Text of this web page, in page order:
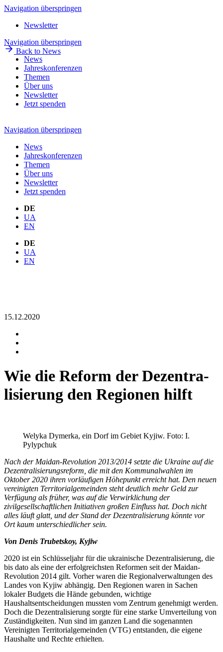
Navigation überspringen
Newsletter
Navigation überspringen
News
Jahreskonferenzen
Themen
Über uns
Newsletter
Jetzt spenden
Navigation überspringen
News
Jahreskonferenzen
Themen
Über uns
Newsletter
Jetzt spenden
DE
UA
EN
DE
UA
EN
Back to News
15.12.2020
Wie die Reform der Dezentra­
lisierung den Regionen hilft
Welyka Dymerka, ein Dorf im Gebiet Kyjiw. Foto: I.
Pylypchuk
Nach der Maidan-Revolution 2013/2014 setzte die Ukraine auf die
Dezentralisierungsreform, die mit den Kommunalwahlen im
Oktober 2020 ihren vorläufigen Höhepunkt erreicht hat. Den neuen
vereinigten Territorialgemeinden steht deutlich mehr Geld zur
Verfügung als früher, was auf die Verwirklichung der
zivilgesellschaftlichen Initiativen großen Einfluss hat. Doch nicht
alles läuft glatt, und der Stand der Dezentralisierung könnte vor
Ort kaum unterschiedlicher sein.
Von Denis Trubetskoy, Kyjiw
2020 ist ein Schlüsseljahr für die ukrainische Dezentralisierung, die
bis dato als eine der erfolgreichsten Reformen seit der Maidan-
Revolution 2014 gilt. Vorher waren die Regionalverwaltungen des
Landes von Kyjiw abhängig. Den Regionen waren in Sachen
lokaler Budgets die Hände gebunden, wichtige
Haushaltsentscheidungen mussten vom Zentrum genehmigt werden.
Doch die Dezentralisierung sorgte für eine starke Umverteilung von
Zuständigkeiten. Nun sind im ganzen Land die sogenannten
Vereinigten Territorialgemeinden (VTG) entstanden, die eigene
Haushalte und Rechte erhielten.